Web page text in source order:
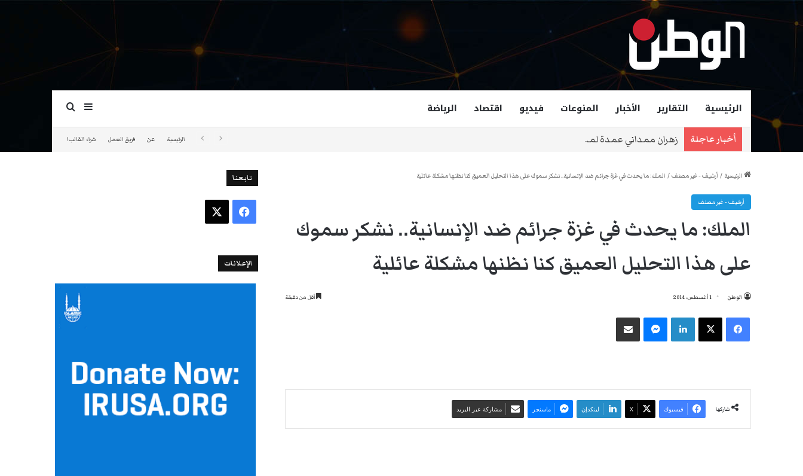
الرئيسية التقارير الأخبار المنوعات فيديو اقتصاد الرياضة إضافة عمود جانبي
بحث عن
أخبار عاجلة زهران ممداني عمدة لمدينة نيويورك وغزالة هاشمي أول مسلمة نائبة لحاكم فرجينيا الرئيسية عن فريق العمل شراء القالب!
الرئيسية / أرشيف - غير مصنف/ الملك: ما يحدث في غزة جرائم ضد الإنسانية.. نشكر سموك على هذا التحليل العميق كنا نظنها مشكلة عائلية
أرشيف - غير مصنف
الملك: ما يحدث في غزة جرائم ضد الإنسانية.. نشكر سموك
على هذا التحليل العميق كنا نظنها مشكلة عائلية
الوطن 1 أغسطس، 2014 أقل من دقيقة
فيسبوك ‫X لينكدإن ماسنجر مشاركة عبر البريد
شاركها فيسبوك ‫X لينكدإن ماسنجر مشاركة عبر البريد
تابعنا
فيسبوك
الإعلانات